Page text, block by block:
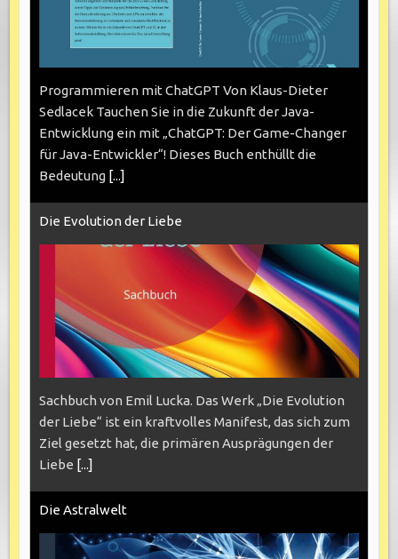
Programmieren mit ChatGPT Von Klaus-Dieter
Sedlacek Tauchen Sie in die Zukunft der Java-
Entwicklung ein mit „ChatGPT: Der Game-Changer
für Java-Entwickler“! Dieses Buch enthüllt die
Bedeutung [...]
Die Evolution der Liebe
Sachbuch von Emil Lucka. Das Werk „Die Evolution
der Liebe“ ist ein kraftvolles Manifest, das sich zum
Ziel gesetzt hat, die primären Ausprägungen der
Liebe [...]
Die Astralwelt